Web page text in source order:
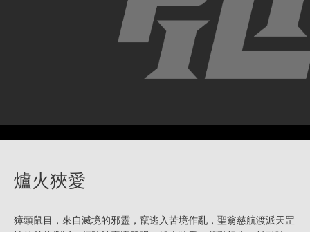
爐火狹愛
獐頭鼠目，來自滅境的邪靈，竄逃入苦境作亂，聖翁慈航渡派天罡